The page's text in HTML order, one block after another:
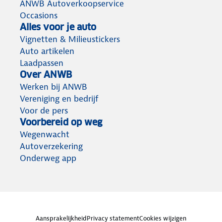
ANWB Autoverkoopservice
Occasions
Alles voor je auto
Vignetten & Milieustickers
Auto artikelen
Laadpassen
Over ANWB
Werken bij ANWB
Vereniging en bedrijf
Voor de pers
Voorbereid op weg
Wegenwacht
Autoverzekering
Onderweg app
AansprakelijkheidPrivacy statementCookies wijzigen